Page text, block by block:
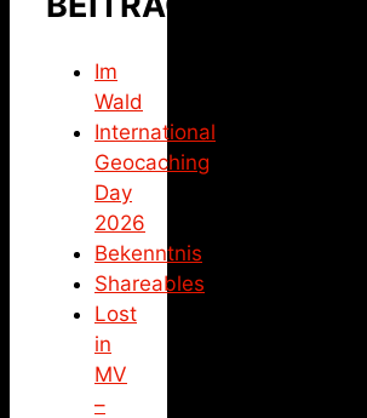
Im
Wald
International
Geocaching
Day
2026
Bekenntnis
Shareables
Lost
in
MV
–